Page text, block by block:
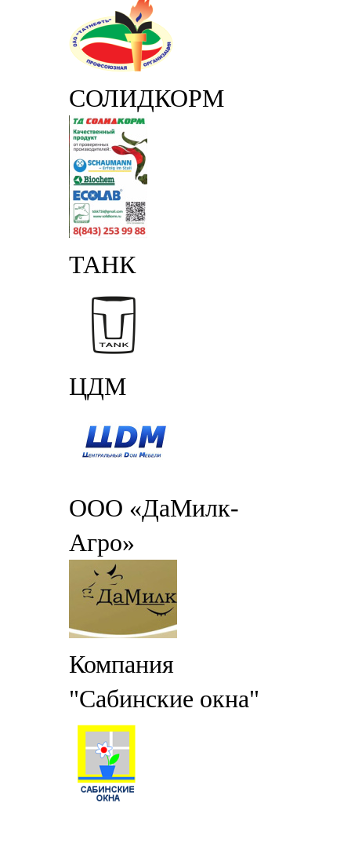
СОЛИДКОРМ
ТАНК
ЦДМ
ООО «ДаМилк-
Агро»
Компания
"Сабинские окна"